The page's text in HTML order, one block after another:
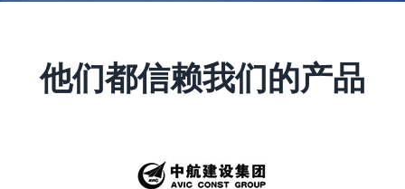
他们都信赖我们的产品